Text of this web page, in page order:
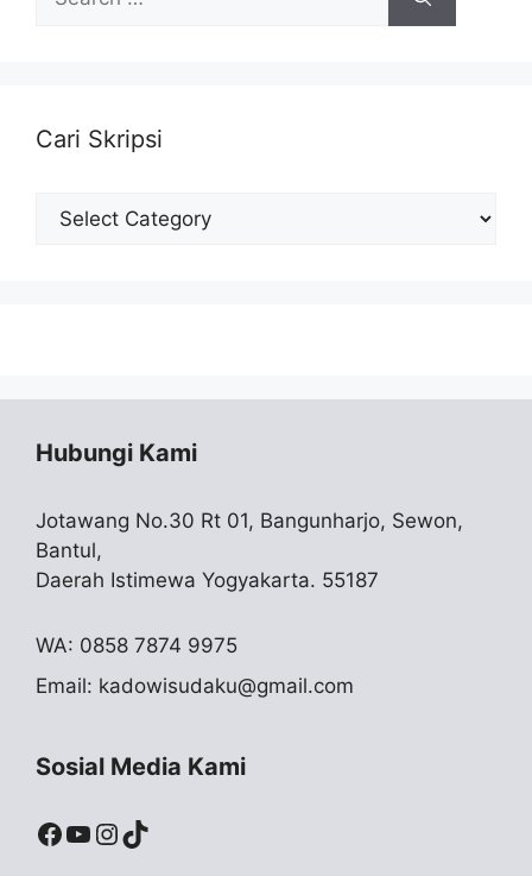
for:
Cari Skripsi
Cari
Hubungi Kami
Jotawang No.30 Rt 01, Bangunharjo, Sewon,
Bantul,
Daerah Istimewa Yogyakarta. 55187
WA: 0858 7874 9975
Email: kadowisudaku@gmail.com
Sosial Media Kami
Facebook
YouTube
Instagram
TikTok